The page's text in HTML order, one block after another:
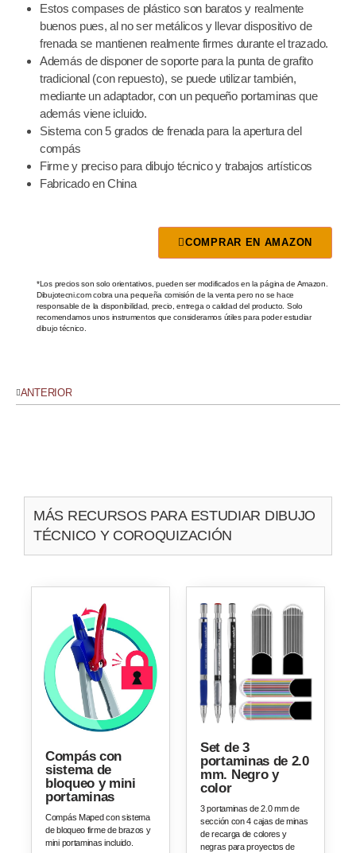
Estos compases de plástico son baratos y realmente
buenos pues, al no ser metálicos y llevar dispositivo de
frenada se mantienen realmente firmes durante el trazado.
Además de disponer de soporte para la punta de grafito
tradicional (con repuesto), se puede utilizar también,
mediante un adaptador, con un pequeño portaminas que
además viene icluido.
Sistema con 5 grados de frenada para la apertura del
compás
Firme y preciso para dibujo técnico y trabajos artísticos
Fabricado en China
COMPRAR EN AMAZON
*Los precios son solo orientativos, pueden ser modificados en la página de Amazon.
Dibujotecni.com cobra una pequeña comisión de la venta pero no se hace
responsable de la disponibilidad, precio, entrega o calidad del producto. Solo
recomendamos unos instrumentos que consideramos útiles para poder estudiar
dibujo técnico.
ANTERIOR
MÁS RECURSOS PARA ESTUDIAR DIBUJO
TÉCNICO Y COROQUIZACIÓN
Compás con
sistema de
bloqueo y mini
portaminas
Compás Maped con sistema
de bloqueo firme de brazos y
mini portaminas incluido.
Set de 3
portaminas de 2.0
mm. Negro y
color
3 portaminas de 2.0 mm de
sección con 4 cajas de minas
de recarga de colores y
negras para proyectos de